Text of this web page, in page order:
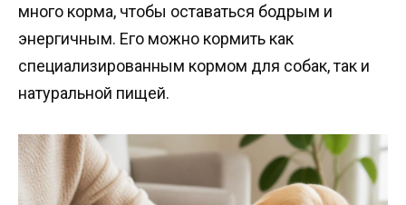
много корма, чтобы оставаться бодрым и
энергичным. Его можно кормить как
специализированным кормом для собак, так и
натуральной пищей.